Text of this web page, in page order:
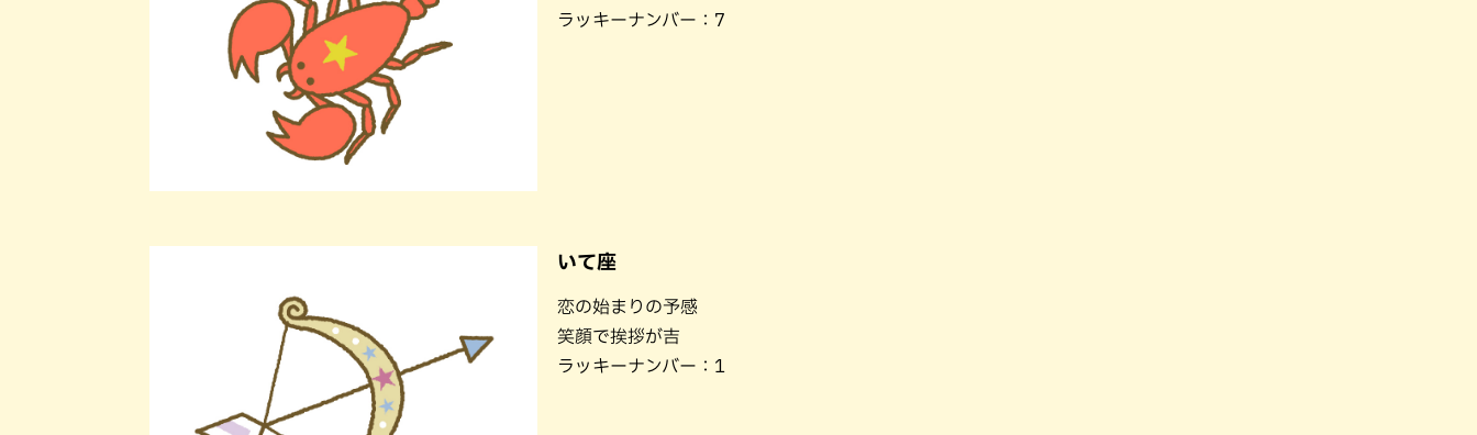
ラッキーナンバー：7
いて座
恋の始まりの予感
笑顔で挨拶が吉
ラッキーナンバー：1